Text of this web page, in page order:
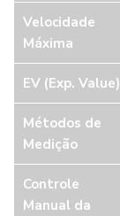
Velocidade
Máxima
EV (Exp. Value)
Métodos de
Medição
Controle
Manual da